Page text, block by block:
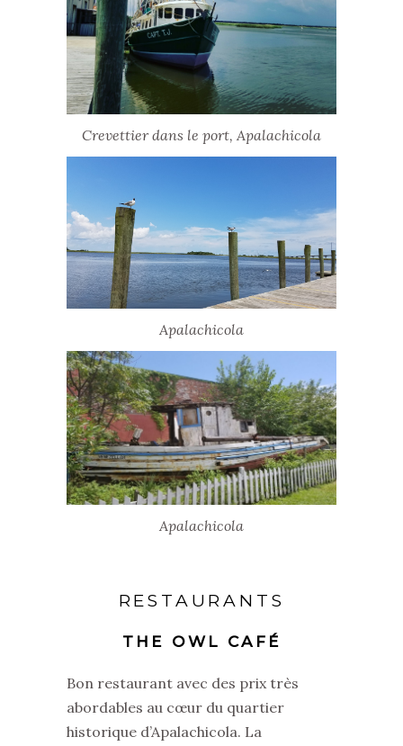
Crevettier dans le port, Apalachicola
Apalachicola
Apalachicola
RESTAURANTS
THE OWL CAFÉ
Bon restaurant avec des prix très
abordables au cœur du quartier
historique d’Apalachicola. La